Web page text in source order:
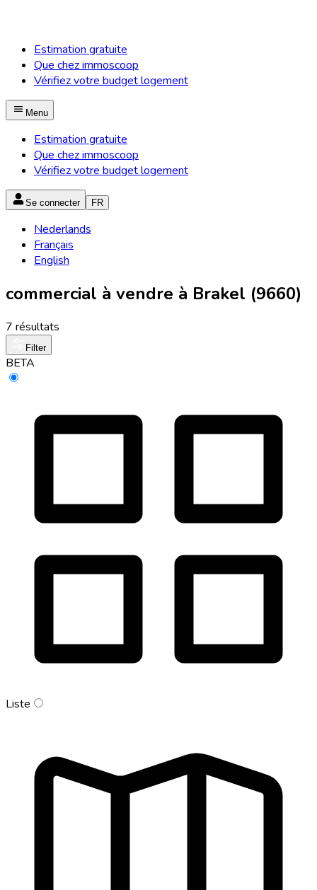
Estimation gratuite
Que chez immoscoop
Vérifiez votre budget logement
Menu
Estimation gratuite
Que chez immoscoop
Vérifiez votre budget logement
Se connecter FR
Nederlands
Français
English
commercial à vendre à Brakel (9660)
7 résultats
Filter
BETA
Liste